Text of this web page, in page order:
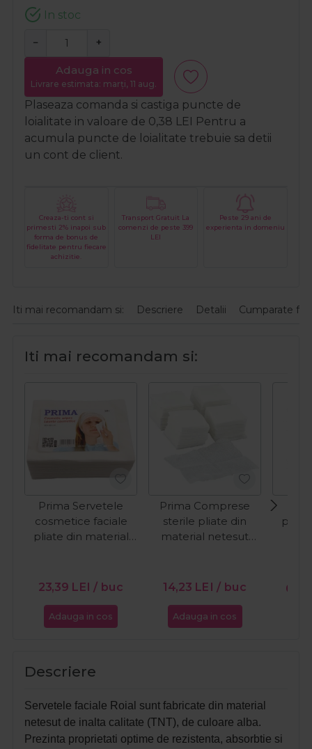
In stoc
− +
Adauga in cos
Livrare estimata: marți, 11 aug.
Plaseaza comanda si castiga puncte de
loialitate in valoare de 0,38 LEI Pentru a
acumula puncte de loialitate trebuie sa detii
un cont de client.
Creaza-ti cont si
primesti 2% inapoi sub
forma de bonus de
fidelitate pentru fiecare
achizitie.
Transport Gratuit La
comenzi de peste 399
LEI
Peste 29 ani de
experienta in domeniu
Iti mai recomandam si: Descriere Detalii Cumparate
Iti mai recomandam si:
Prima Servetele
cosmetice faciale
pliate din material
23,39 LEI / buc
Adauga in cos
Prima Comprese
sterile pliate din
material netesut
14,23 LEI / buc
Adauga in cos
Descriere
Servetele faciale Roial sunt fabricate din material
netesut de inalta calitate (TNT), de culoare alba.
Prezinta proprietati optime de rezistenta, absorbtie si